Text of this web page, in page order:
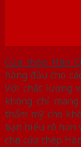
Cửa thép Hàn
hàng đầu cho
Với chất lượng
không chỉ
thẩm mỹ cho
bạn hiểu rõ hơn
chọn cửa thép